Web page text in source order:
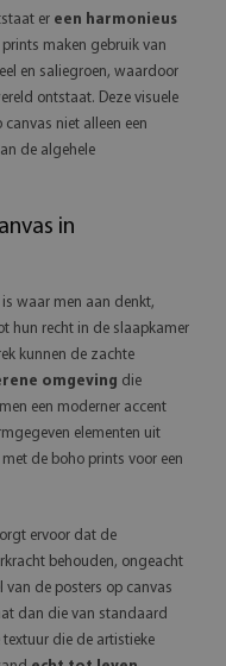
er een harmonieus
maken gebruik van
en saliegroen, waardoor
ontstaat. Deze visuele
niet alleen een
de algehele
in
waar men aan denkt,
hun recht in de slaapkamer
kunnen de zachte
omgeving die
een moderner accent
elementen uit
de boho prints voor een
ervoor dat de
behouden, ongeacht
van de posters op canvas
dan die van standaard
die de artistieke